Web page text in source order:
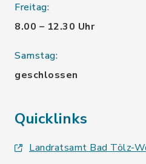
Freitag:
8.00 – 12.30 Uhr
Samstag:
geschlossen
Quicklinks
Landratsamt Bad Tölz-